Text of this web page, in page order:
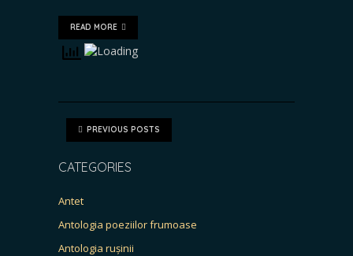
READ MORE
PREVIOUS POSTS
CATEGORIES
Antet
Antologia poeziilor frumoase
Antologia rușinii